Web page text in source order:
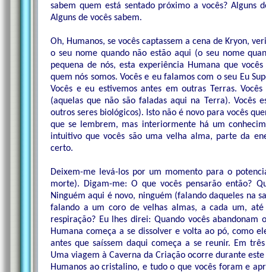
sabem quem está sentado próximo a vocês? Alguns
Alguns de vocês sabem.
Oh, Humanos, se vocês captassem a cena de Kryon,
o seu nome quando não estão aqui (o seu nome
pequena de nós, esta experiência Humana que
quem nós somos. Vocês e eu falamos com o seu Eu
Vocês e eu estivemos antes em outras Terras.
(aquelas que não são faladas aqui na Terra). Vocês
outros seres biológicos). Isto não é novo para vocês
que se lembrem, mas interiormente há um
intuitivo que vocês são uma velha alma, parte da
certo.
Deixem-me levá-los por um momento para o
morte). Digam-me: O que vocês pensarão então?
Ninguém aqui é novo, ninguém (falando daqueles na
falando a um coro de velhas almas, a cada um,
respiração? Eu lhes direi: Quando vocês
Humana começa a se dissolver e volta ao pó, como
antes que saíssem daqui começa a se reunir. Em
Uma viagem à Caverna da Criação ocorre durante
Humanos ao cristalino, e tudo o que vocês foram e